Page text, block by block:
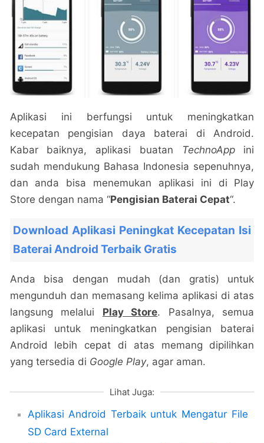
Aplikasi ini berfungsi untuk meningkatkan
kecepatan pengisian daya baterai di Android.
Kabar baiknya, aplikasi buatan
TechnoAppini
sudah mendukung Bahasa Indonesia sepenuhnya,
dan anda bisa menemukan aplikasi ini di Play
Store dengan nama “Pengisian Baterai Cepat“.
Download Aplikasi Peningkat Kecepatan Isi
Baterai Android Terbaik Gratis
Anda bisa dengan mudah (dan gratis) untuk
mengunduh dan memasang kelima aplikasi di atas
langsung melalui Play Store. Pasalnya, semua
aplikasi untuk meningkatkan pengisian baterai
Android lebih cepat di atas memang dipilihkan
yang tersedia di Google Play, agar aman.
Lihat Juga:
Aplikasi Android Terbaik untuk Mengatur File
SD Card External